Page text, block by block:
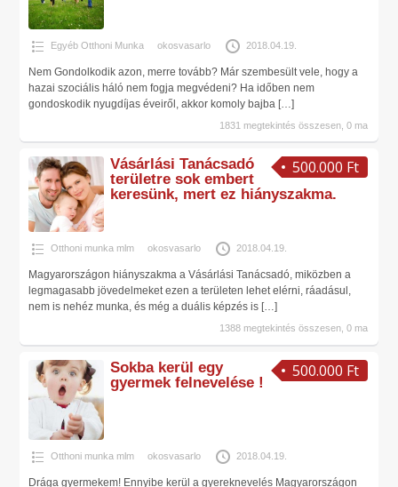
Egyéb Otthoni Munka okosvasarlo 2018.04.19.
Nem Gondolkodik azon, merre tovább? Már szembesült vele, hogy a
hazai szociális háló nem fogja megvédeni? Ha időben nem
gondoskodik nyugdíjas éveiről, akkor komoly bajba […]
1831 megtekintés összesen, 0 ma
500.000 Ft
Vásárlási Tanácsadó
területre sok embert
keresünk, mert ez hiányszakma.
Otthoni munka mlm okosvasarlo 2018.04.19.
Magyarországon hiányszakma a Vásárlási Tanácsadó, miközben a
legmagasabb jövedelmeket ezen a területen lehet elérni, ráadásul,
nem is nehéz munka, és még a duális képzés is […]
1388 megtekintés összesen, 0 ma
500.000 Ft
Sokba kerül egy
gyermek felnevelése !
Otthoni munka mlm okosvasarlo 2018.04.19.
Drága gyermekem! Ennyibe kerül a gyereknevelés Magyarországon